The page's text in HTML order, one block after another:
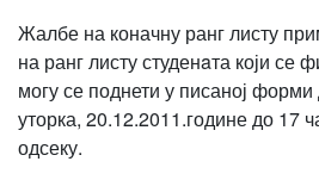
Жалбе на коначну ранг листу
на ранг листу студенaта који се
могу се поднети у писаној
уторка, 20.12.2011.године до 17
одсеку.